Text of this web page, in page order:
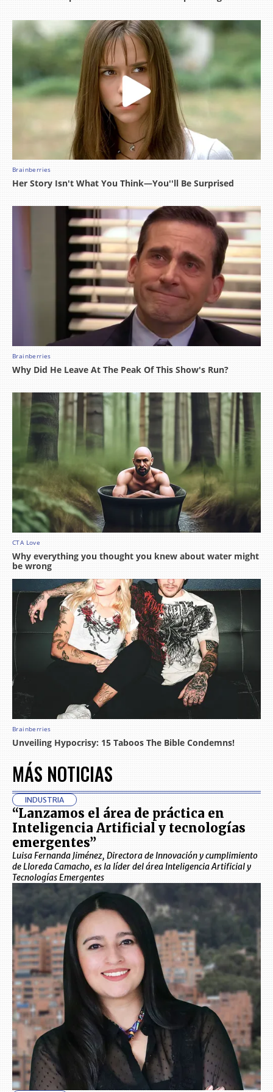
MÁS NOTICIAS
INDUSTRIA
“Lanzamos el área de práctica en
Inteligencia Artificial y tecnologías
emergentes”
Luisa Fernanda Jiménez, Directora de Innovación y cumplimiento
de Lloreda Camacho, es la líder del área Inteligencia Artificial y
Tecnologías Emergentes